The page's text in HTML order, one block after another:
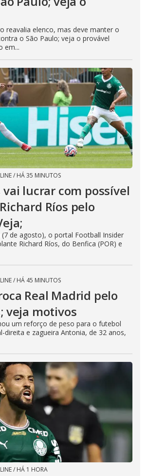
reavalia elenco, mas deve manter o
o São Paulo; veja o provável
em...
/ HÁ 35 MINUTOS
vai lucrar com possível
Ríos pelo
de agosto), o portal Football Insider
Richard Ríos, do Benfica (POR) e
/ HÁ 45 MINUTOS
Real Madrid pelo
veja motivos
um reforço de peso para o futebol
direita e zagueira Antonia, de 32 anos,
/ HÁ 1 HORA